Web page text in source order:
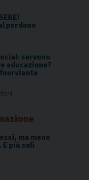
perdono
servono
educazione?
ma meno
più soli